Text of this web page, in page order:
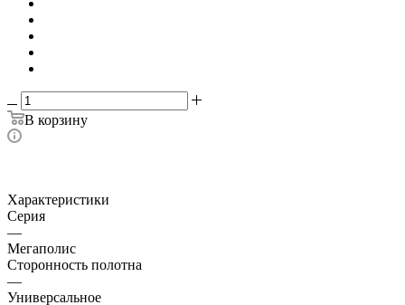
В корзину
Характеристики
Серия
—
Мегаполис
Сторонность полотна
—
Универсальное